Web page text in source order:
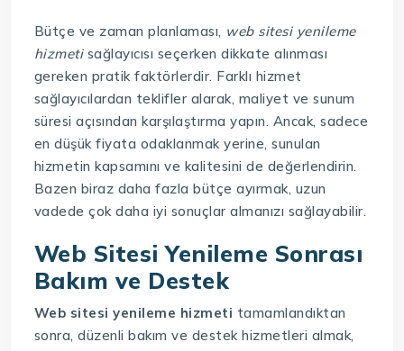
Bütçe ve zaman planlaması, web sitesi yenileme
hizmetisağlayıcısı seçerken dikkate alınması
gereken pratik faktörlerdir. Farklı hizmet
sağlayıcılardan teklifler alarak, maliyet ve sunum
süresi açısından karşılaştırma yapın. Ancak, sadece
en düşük fiyata odaklanmak yerine, sunulan
hizmetin kapsamını ve kalitesini de değerlendirin.
Bazen biraz daha fazla bütçe ayırmak, uzun
vadede çok daha iyi sonuçlar almanızı sağlayabilir.
Web Sitesi Yenileme Sonrası
Bakım ve Destek
Web sitesi yenileme hizmeti tamamlandıktan
sonra, düzenli bakım ve destek hizmetleri almak,